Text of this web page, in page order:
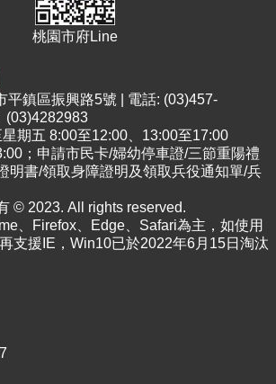
桃園市府Line
平鎮區振興路5號 | 電話: (03)457-
(03)4282983
期五 8:00至12:00、13:00至17:00
；申請市民卡/婦幼停車證/三節重陽禮
明書/領取身障證明及領取兵役通知單/兵
© 2023. All rights reserved.
、Firefox、Edge、Safari為主，如使用
支援IE，Win10已於2022年6月15日淘汰